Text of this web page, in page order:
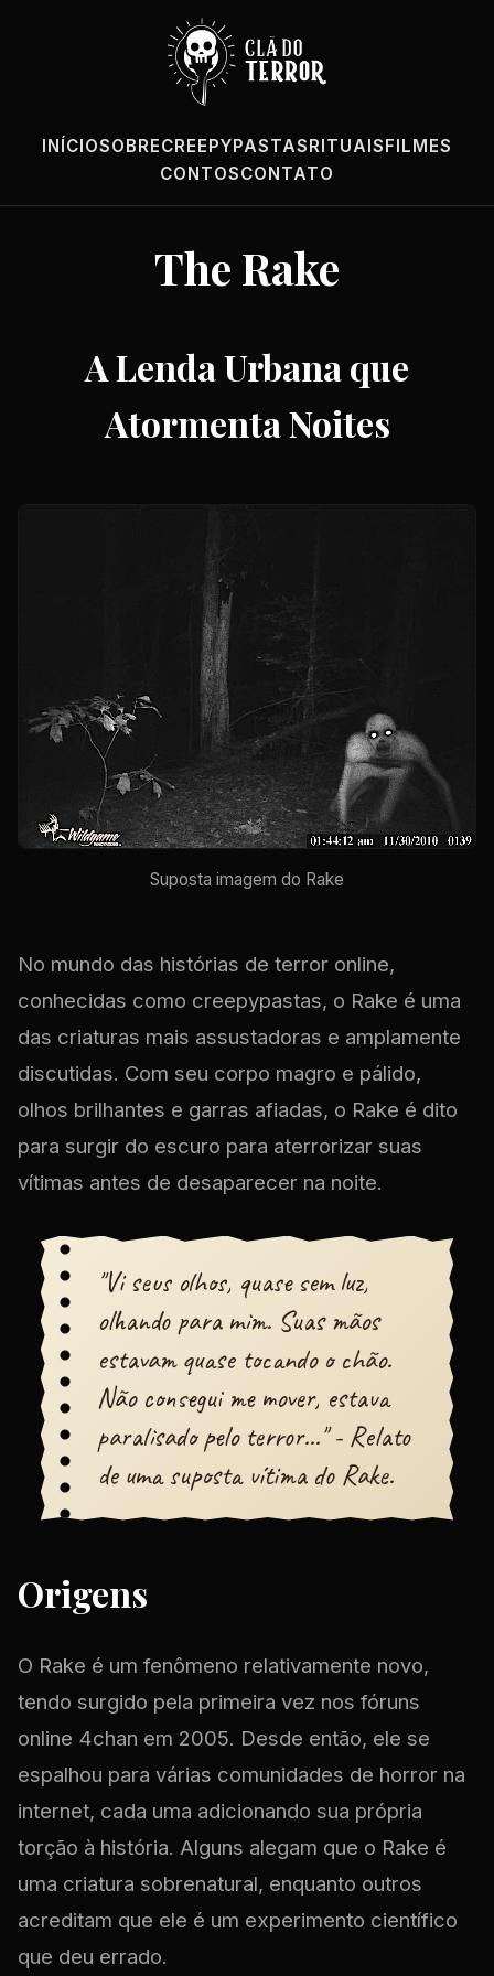
INÍCIOSOBRECREEPYPASTASRITUAISFILMES
CONTOSCONTATO
The Rake
A Lenda Urbana que
Atormenta Noites
Suposta imagem do Rake
No mundo das histórias de terror online,
conhecidas como creepypastas, o Rake é uma
das criaturas mais assustadoras e amplamente
discutidas. Com seu corpo magro e pálido,
olhos brilhantes e garras afiadas, o Rake é dito
para surgir do escuro para aterrorizar suas
vítimas antes de desaparecer na noite.
"Vi seus olhos, quase sem luz,
olhando para mim. Suas mãos
estavam quase tocando o chão.
Não consegui me mover, estava
paralisado pelo terror..." - Relato
de uma suposta vítima do Rake.
Origens
O Rake é um fenômeno relativamente novo,
tendo surgido pela primeira vez nos fóruns
online 4chan em 2005. Desde então, ele se
espalhou para várias comunidades de horror na
internet, cada uma adicionando sua própria
torção à história. Alguns alegam que o Rake é
uma criatura sobrenatural, enquanto outros
acreditam que ele é um experimento científico
que deu errado.